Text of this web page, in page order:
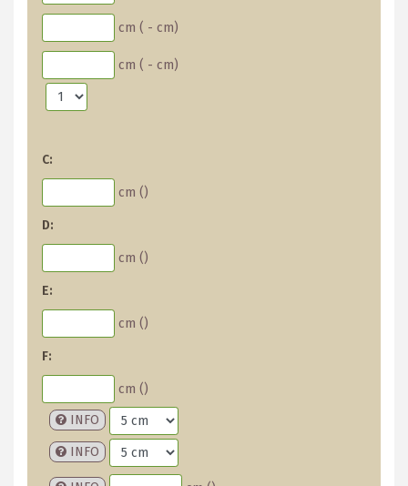
cm ( - cm)
cm ( - cm)
C:
cm ()
D:
cm ()
E:
cm ()
F:
cm ()
INFO
INFO